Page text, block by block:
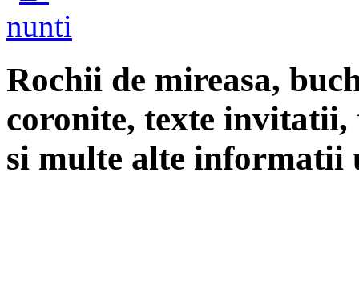
Rochii de mireasa,
coronite, texte
si multe alte informatii